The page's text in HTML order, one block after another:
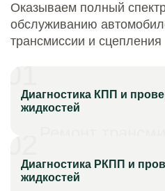
Оказываем полный
обслуживанию
трансмиссии и сцепления
Диагностика КПП и
жидкостей
Диагностика РКПП и
жидкостей